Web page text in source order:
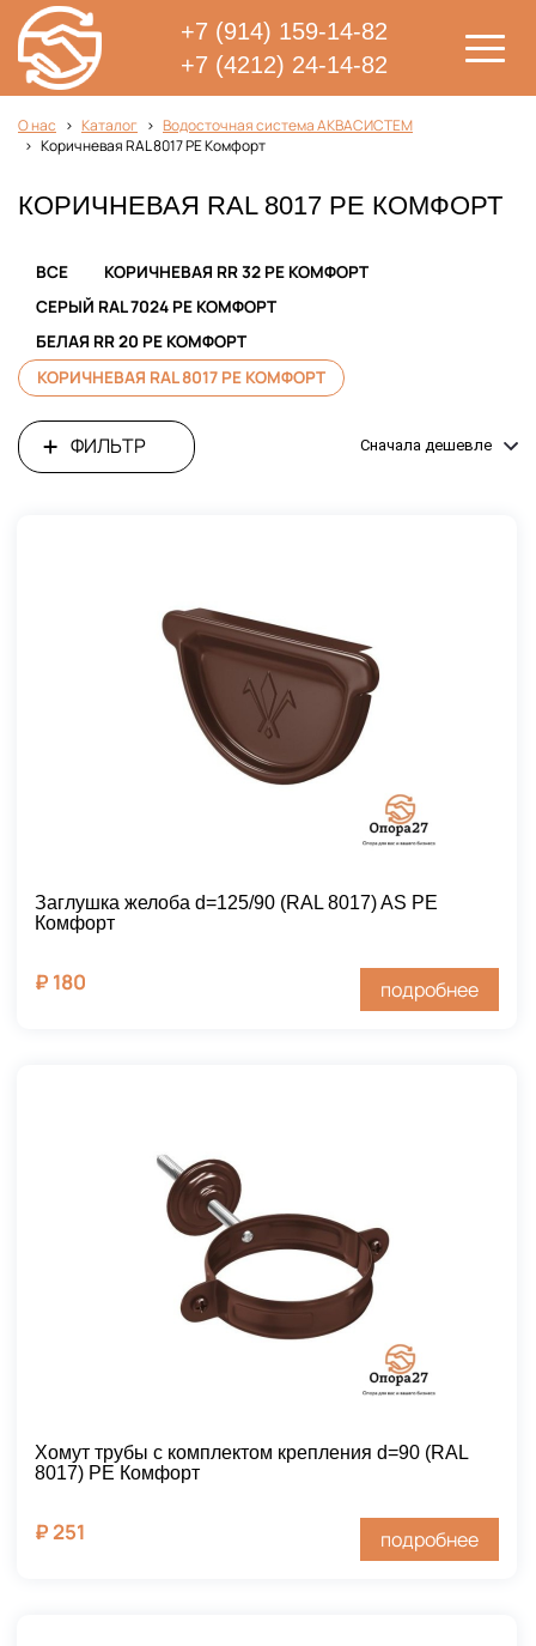
+7 (914) 159-14-82
+7 (4212) 24-14-82
О нас Каталог
Водосточная система АКВАСИСТЕМ
Коричневая RAL 8017 PE Комфорт
КОРИЧНЕВАЯ RAL 8017 PE КОМФОРТ
ВСЕ
КОРИЧНЕВАЯ RR 32 PE КОМФОРТ
СЕРЫЙ RAL 7024 PE КОМФОРТ
БЕЛАЯ RR 20 PE КОМФОРТ
КОРИЧНЕВАЯ RAL 8017 PE КОМФОРТ
ФИЛЬТР Сначала дешевле
Заглушка желоба d=125/90 (RAL 8017) AS PE
Комфорт
₽ 180 подробнее
Хомут трубы с комплектом крепления d=90 (RAL
8017) PE Комфорт
₽251 подробнее